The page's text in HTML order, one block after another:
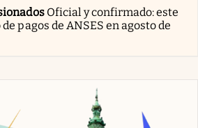
Oficial y confirmado: este
pagos de ANSES en agosto de